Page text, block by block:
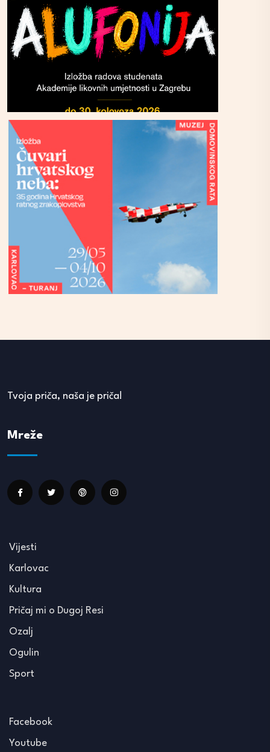
Tvoja priča, naša je priča!
Mreže
Vijesti
Karlovac
Kultura
Pričaj mi o Dugoj Resi
Ozalj
Ogulin
Sport
Facebook
Youtube